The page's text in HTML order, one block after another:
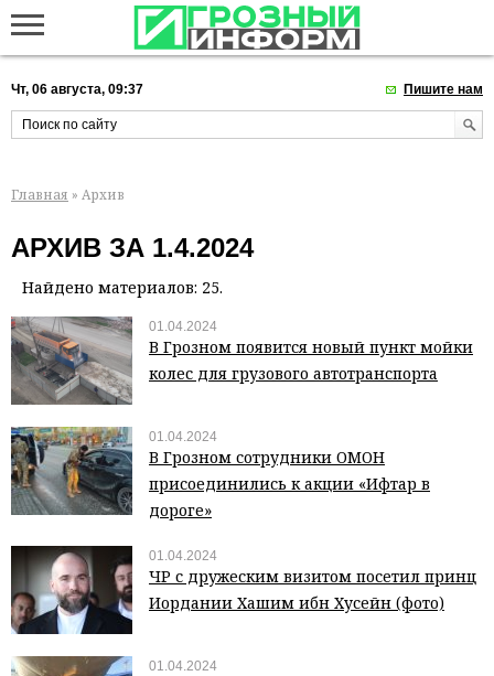
Чт, 06 августа, 09:37 Пишите нам
Главная » Архив
АРХИВ ЗА 1.4.2024
Найдено материалов: 25.
01.04.2024
В Грозном появится новый пункт мойки
колес для грузового автотранспорта
01.04.2024
В Грозном сотрудники ОМОН
присоединились к акции «Ифтар в
дороге»
01.04.2024
ЧР с дружеским визитом посетил принц
Иордании Хашим ибн Хусейн (фото)
01.04.2024